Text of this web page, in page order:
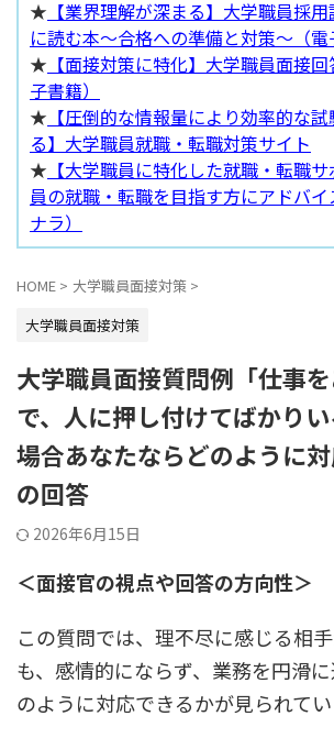
★ 【業界理解が深まる】大学職員採
に読む本～合格への準備と対策～（電
★ 【面接対策に特化】大学職員面接
子書籍）
★ 【圧倒的な情報量により効率的な
る】大学職員就職・転職対策サイト
★ 【大学職員に特化した就職・転職
員の就職・転職を目指す方にアドバ
ナラ）
HOME > 大学職員面接対策 >
大学職員面接対策
大学職員面接質問例「仕事
で、人に押し付けてばかり
場合あなたならどのように対
の回答
2026年6月15日
＜面接官の視点や回答の方向性＞
この質問では、理不尽に感じる相
も、感情的にならず、業務を円滑
のように対応できるかが見られてい